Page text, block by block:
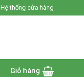
Hệ thống cửa hàng
Giỏ hàng